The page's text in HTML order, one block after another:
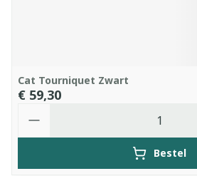
Cat Tourniquet Zwart
€ 59,30
Bestel